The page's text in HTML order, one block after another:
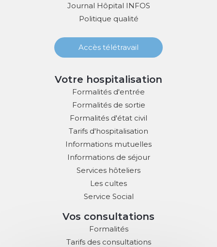
Journal Hôpital INFOS
Politique qualité
Accès télétravail
Votre hospitalisation
Formalités d'entrée
Formalités de sortie
Formalités d'état civil
Tarifs d'hospitalisation
Informations mutuelles
Informations de séjour
Services hôteliers
Les cultes
Service Social
Vos consultations
Formalités
Tarifs des consultations